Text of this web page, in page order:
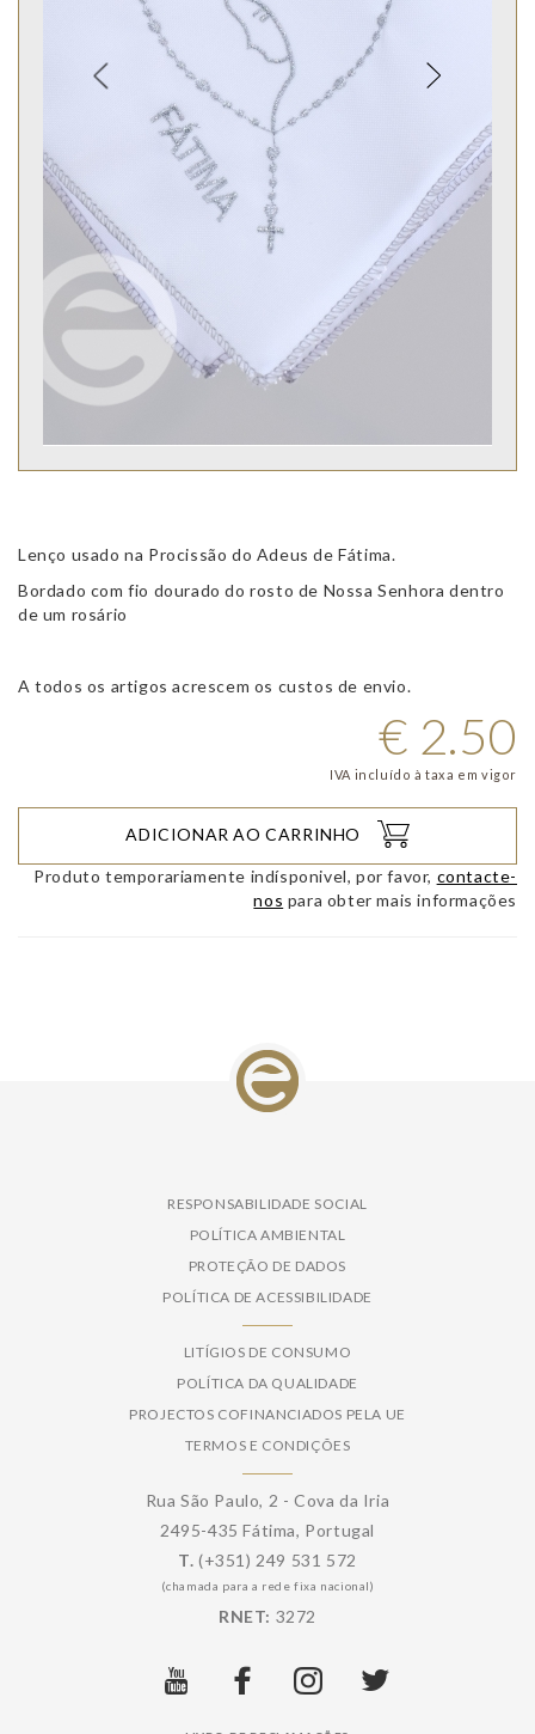
Lenço usado na Procissão do Adeus de Fátima.
Bordado com fio dourado do rosto de Nossa Senhora dentro
de um rosário
A todos os artigos acrescem os custos de envio.
€ 2.50
IVA incluído à taxa em vigor
ADICIONAR AO CARRINHO
Produto temporariamente indísponivel, por favor, contacte-
nos para obter mais informações
RESPONSABILIDADE SOCIAL
POLÍTICA AMBIENTAL
PROTEÇÃO DE DADOS
POLÍTICA DE ACESSIBILIDADE
LITÍGIOS DE CONSUMO
POLÍTICA DA QUALIDADE
PROJECTOS COFINANCIADOS PELA UE
TERMOS E CONDIÇÕES
Rua São Paulo, 2 - Cova da Iria
2495-435 Fátima, Portugal
T. (+351) 249 531 572
(chamada para a rede fixa nacional)
RNET: 3272